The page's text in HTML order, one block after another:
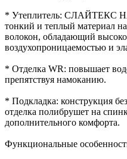
* Утеплитель: СЛАЙТЕКС
тонкий и теплый материал
волокон, обладающий
воздухопроницаемостью и
* Отделка WR: повышает
препятствуя намоканию.
* Подкладка: конструкция
отделка полибрушет на
дополнительного комфорта.
Функциональные